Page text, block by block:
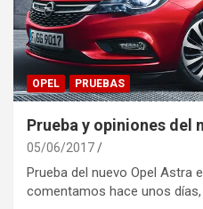
OPEL PRUEBAS
Prueba y opiniones del
05/06/2017
Prueba del nuevo Opel Astra
comentamos hace unos